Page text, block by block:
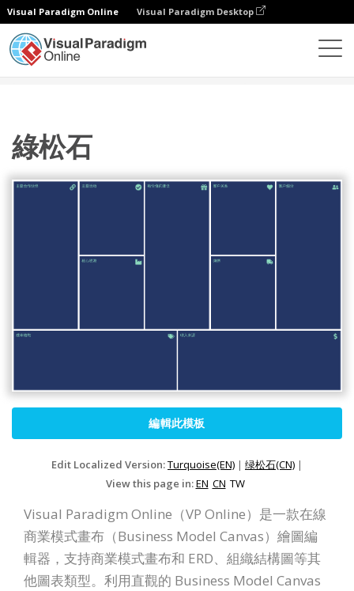
Visual Paradigm Online Visual Paradigm Desktop
綠松石
編輯此模板
Edit Localized Version:Turquoise(EN) | 绿松石(CN) |
View this page in:EN CN TW
Visual Paradigm Online（VP Online）是一款在線
商業模式畫布（Business Model Canvas）繪圖編
輯器，支持商業模式畫布和 ERD、組織結構圖等其
他圖表類型。利用直觀的 Business Model Canvas